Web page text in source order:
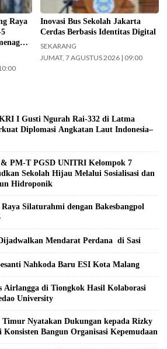
Raya
Inovasi Bus Sekolah Jakarta
Cerdas Berbasis Identitas Digital
SEKARANG
JUMAT, 7 AGUSTUS 2026 | 09:00
I Gusti Ngurah Rai-332 di Latma
Diplomasi Angkatan Laut Indonesia–
& PM-T PGSD UNITRI Kelompok 7
Sekolah Hijau Melalui Sosialisasi dan
Hidroponik
Silaturahmi dengan Bakesbangpol
Mendarat Perdana di Sasi
Nahkoda Baru ESI Kota Malang
Airlangga di Tiongkok Hasil Kolaborasi
University
Timur Nyatakan Dukungan kepada Rizky
Bangun Organisasi Kepemudaan